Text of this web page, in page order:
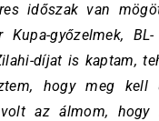
időszak van
Kupa-győzelmek,
díjat is kaptam,
hogy meg kell
az álmom,